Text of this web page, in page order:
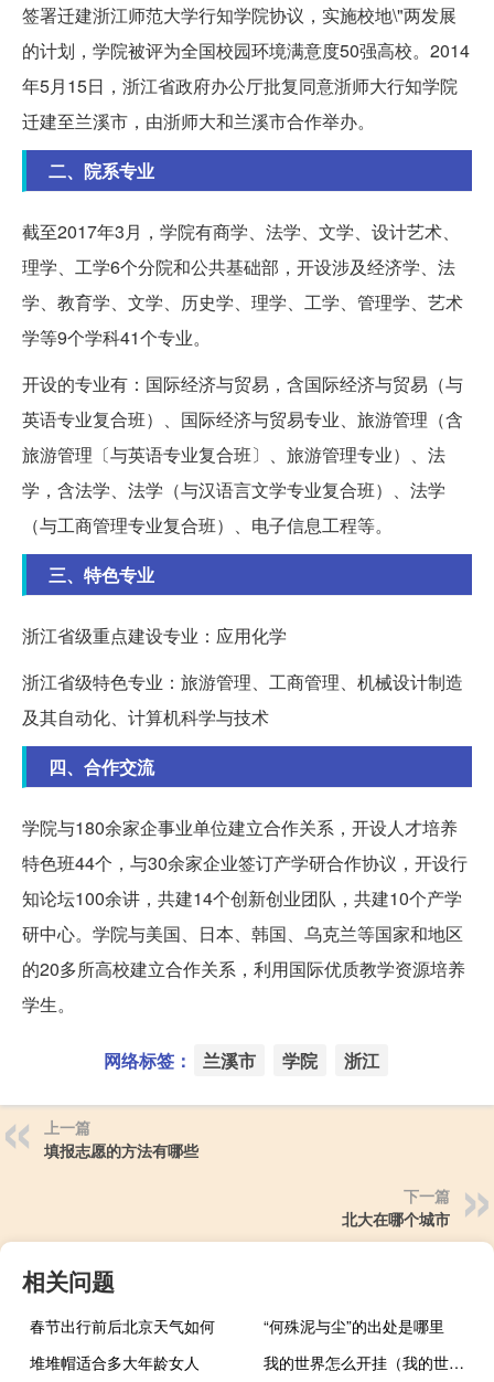
签署迁建浙江师范大学行知学院协议，实施校地\"两发展
的计划，学院被评为全国校园环境满意度50强高校。2014
年5月15日，浙江省政府办公厅批复同意浙师大行知学院
迁建至兰溪市，由浙师大和兰溪市合作举办。
二、院系专业
截至2017年3月，学院有商学、法学、文学、设计艺术、
理学、工学6个分院和公共基础部，开设涉及经济学、法
学、教育学、文学、历史学、理学、工学、管理学、艺术
学等9个学科41个专业。
开设的专业有：国际经济与贸易，含国际经济与贸易（与
英语专业复合班）、国际经济与贸易专业、旅游管理（含
旅游管理〔与英语专业复合班〕、旅游管理专业）、法
学，含法学、法学（与汉语言文学专业复合班）、法学
（与工商管理专业复合班）、电子信息工程等。
三、特色专业
浙江省级重点建设专业：应用化学
浙江省级特色专业：旅游管理、工商管理、机械设计制造
及其自动化、计算机科学与技术
四、合作交流
学院与180余家企事业单位建立合作关系，开设人才培养
特色班44个，与30余家企业签订产学研合作协议，开设行
知论坛100余讲，共建14个创新创业团队，共建10个产学
研中心。学院与美国、日本、韩国、乌克兰等国家和地区
的20多所高校建立合作关系，利用国际优质教学资源培养
学生。
网络标签： 兰溪市 学院 浙江
上一篇
填报志愿的方法有哪些
下一篇
北大在哪个城市
相关问题
春节出行前后北京天气如何
“何殊泥与尘”的出处是哪里
堆堆帽适合多大年龄女人
我的世界怎么开挂（我的世界作弊怎么开）